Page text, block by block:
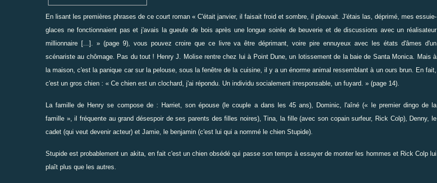
En lisant les premières phrases de ce court roman « C'était janvier, il faisait froid et sombre, il pleuvait. J'étais las, déprimé, mes essuie-
glaces ne fonctionnaient pas et j'avais la gueule de bois après une longue soirée de beuverie et de discussions avec un réalisateur
millionnaire [...]. » (page 9), vous pouvez croire que ce livre va être déprimant, voire pire ennuyeux avec les états d'âmes d'un
scénariste au chômage. Pas du tout ! Henry J. Molise rentre chez lui à Point Dune, un lotissement de la baie de Santa Monica. Mais à
la maison, c'est la panique car sur la pelouse, sous la fenêtre de la cuisine, il y a un énorme animal ressemblant à un ours brun. En fait,
c'est un gros chien : « Ce chien est un clochard, j'ai répondu. Un individu socialement irresponsable, un fuyard. » (page 14).
La famille de Henry se compose de : Harriet, son épouse (le couple a dans les 45 ans), Dominic, l'aîné (« le premier dingo de la
famille », il fréquente au grand désespoir de ses parents des filles noires), Tina, la fille (avec son copain surfeur, Rick Colp), Denny, le
cadet (qui veut devenir acteur) et Jamie, le benjamin (c'est lui qui a nommé le chien Stupide).
Stupide est probablement un akita, en fait c'est un chien obsédé qui passe son temps à essayer de monter les hommes et Rick Colp lui
plaît plus que les autres.